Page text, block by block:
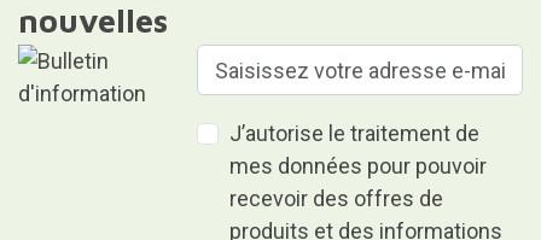
nouvelles
J’autorise le traitement de
mes données pour pouvoir
recevoir des offres de
produits et des informations